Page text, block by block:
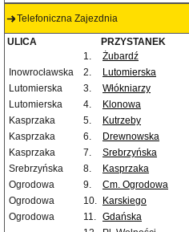
Telefoniczna Zajezdnia
ULICA PRZYSTANEK
1.
Żubardź
Inowrocławska
2. Lutomierska
Lutomierska
3. Włókniarzy
Lutomierska
4. Klonowa
Kasprzaka
5. Kutrzeby
Kasprzaka
6. Drewnowska
Kasprzaka
7. Srebrzyńska
Srebrzyńska
8. Kasprzaka
Ogrodowa
9. Cm. Ogrodowa
Ogrodowa
10. Karskiego
Ogrodowa
11. Gdańska